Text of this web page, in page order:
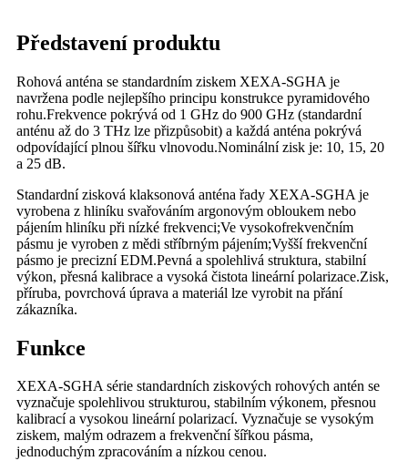
Představení produktu
Rohová anténa se standardním ziskem XEXA-SGHA je
navržena podle nejlepšího principu konstrukce pyramidového
rohu.Frekvence pokrývá od 1 GHz do 900 GHz (standardní
anténu až do 3 THz lze přizpůsobit) a každá anténa pokrývá
odpovídající plnou šířku vlnovodu.Nominální zisk je: 10, 15, 20
a 25 dB.
Standardní zisková klaksonová anténa řady XEXA-SGHA je
vyrobena z hliníku svařováním argonovým obloukem nebo
pájením hliníku při nízké frekvenci;Ve vysokofrekvenčním
pásmu je vyroben z mědi stříbrným pájením;Vyšší frekvenční
pásmo je precizní EDM.Pevná a spolehlivá struktura, stabilní
výkon, přesná kalibrace a vysoká čistota lineární polarizace.Zisk,
příruba, povrchová úprava a materiál lze vyrobit na přání
zákazníka.
Funkce
XEXA-SGHA série standardních ziskových rohových antén se
vyznačuje spolehlivou strukturou, stabilním výkonem, přesnou
kalibrací a vysokou lineární polarizací. Vyznačuje se vysokým
ziskem, malým odrazem a frekvenční šířkou pásma,
jednoduchým zpracováním a nízkou cenou.